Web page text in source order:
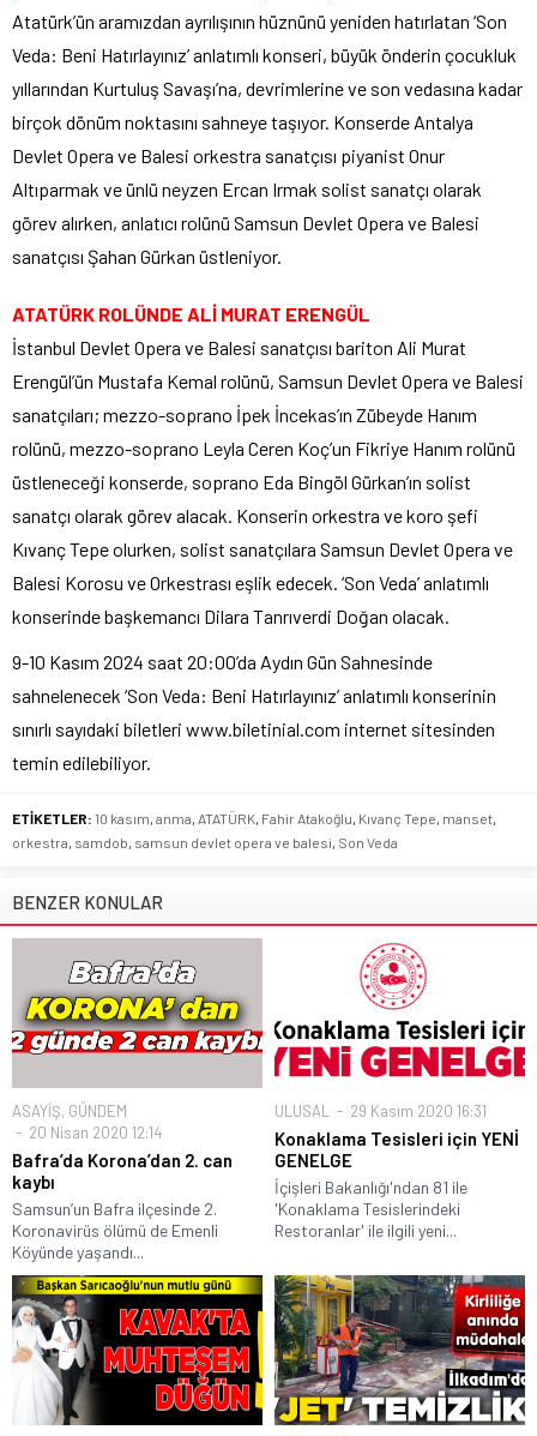
Atatürk’ün aramızdan ayrılışının hüznünü yeniden hatırlatan ‘Son
Veda: Beni Hatırlayınız’ anlatımlı konseri, büyük önderin çocukluk
yıllarından Kurtuluş Savaşı’na, devrimlerine ve son vedasına kadar
birçok dönüm noktasını sahneye taşıyor. Konserde Antalya
Devlet Opera ve Balesi orkestra sanatçısı piyanist Onur
Altıparmak ve ünlü neyzen Ercan Irmak solist sanatçı olarak
görev alırken, anlatıcı rolünü Samsun Devlet Opera ve Balesi
sanatçısı Şahan Gürkan üstleniyor.
ATATÜRK ROLÜNDE ALİ MURAT ERENGÜL
İstanbul Devlet Opera ve Balesi sanatçısı bariton Ali Murat
Erengül’ün Mustafa Kemal rolünü, Samsun Devlet Opera ve Balesi
sanatçıları; mezzo-soprano İpek İncekas’ın Zübeyde Hanım
rolünü, mezzo-soprano Leyla Ceren Koç’un Fikriye Hanım rolünü
üstleneceği konserde, soprano Eda Bingöl Gürkan’ın solist
sanatçı olarak görev alacak. Konserin orkestra ve koro şefi
Kıvanç Tepe olurken, solist sanatçılara Samsun Devlet Opera ve
Balesi Korosu ve Orkestrası eşlik edecek. ‘Son Veda’ anlatımlı
konserinde başkemancı Dilara Tanrıverdi Doğan olacak.
9-10 Kasım 2024 saat 20:00’da Aydın Gün Sahnesinde
sahnelenecek ‘Son Veda: Beni Hatırlayınız’ anlatımlı konserinin
sınırlı sayıdaki biletleri www.biletinial.com internet sitesinden
temin edilebiliyor.
ETİKETLER: 10 kasım anma ATATÜRK Fahir Atakoğlu Kıvanç Tepe manset
orkestra samdob samsun devlet opera ve balesi Son Veda
BENZER KONULAR
ASAYİŞ, GÜNDEM
20 Nisan 2020 12:14
Bafra’da Korona’dan 2. can
kaybı
Samsun’un Bafra ilçesinde 2.
Koronavirüs ölümü de Emenli
Köyünde yaşandı...
ULUSAL 29 Kasım 2020 16:31
Konaklama Tesisleri için YENİ
GENELGE
İçişleri Bakanlığı'ndan 81 ile
'Konaklama Tesislerindeki
Restoranlar' ile ilgili yeni...